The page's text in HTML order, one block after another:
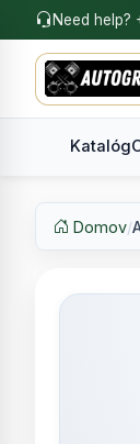
Need help?
Katalóg
Domov/